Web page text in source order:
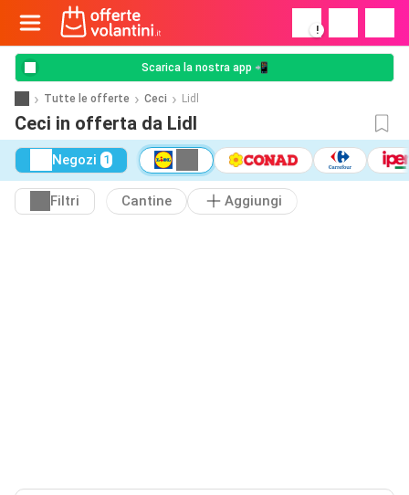
!
Scarica la nostra app 📲
Tutte le offerte Ceci Lidl
Ceci in offerta da Lidl
Negozi 1
Filtri Cantine Aggiungi